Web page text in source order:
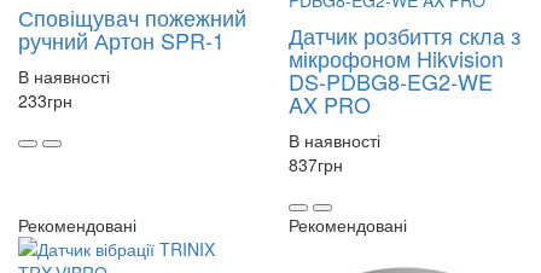
Сповіщувач пожежний
ручний Артон SPR-1
В наявності
233грн
Датчик розбиття скла з
мікрофоном Hikvision
DS-PDBG8-EG2-WE
AX PRO
В наявності
837грн
Рекомендовані Рекомендовані